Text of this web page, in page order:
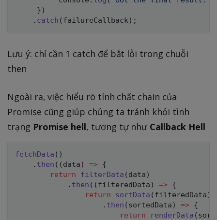
} )
. catch ( failureCallback ) ;
Lưu ý: chỉ cần 1 catch để bắt lỗi trong chuỗi
then
Ngoài ra, việc hiểu rõ tính chất chain của
Promise cũng giúp chúng ta tránh khỏi tình
trạng Promise hell, tương tự như Callback Hell
fetchData ( )
. then ( ( data ) => {
return
filterData ( data )
. then ( ( filteredData ) => {
return
sortData ( filteredData )
. then ( sortedData ) => {
return
renderData (